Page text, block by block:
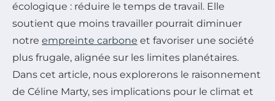
écologique : réduire le temps de travail. Elle
soutient que moins travailler pourrait diminuer
notre empreinte carbone et favoriser une société
plus frugale, alignée sur les limites planétaires.
Dans cet article, nous explorerons le raisonnement
de Céline Marty, ses implications pour le climat et